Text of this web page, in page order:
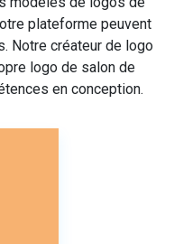
plateforme peuvent
Notre créateur de logo
logo de salon de
en conception.